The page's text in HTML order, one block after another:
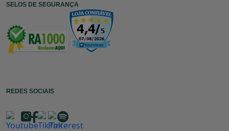
SELOS DE SEGURANÇA
REDES SOCIAIS